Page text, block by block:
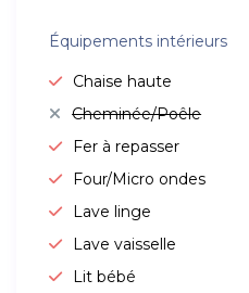
Équipements intérieurs
Chaise haute
Cheminée/Poêle
Fer à repasser
Four/Micro ondes
Lave linge
Lave vaisselle
Lit bébé